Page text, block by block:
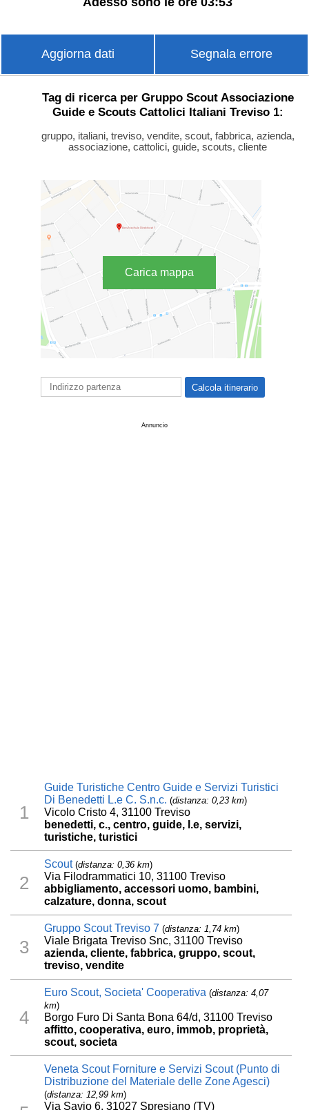
Aggiorna dati Segnala errore
Tag di ricerca per Gruppo Scout Associazione
Guide e Scouts Cattolici Italiani Treviso 1:
gruppo, italiani, treviso, vendite, scout, fabbrica, azienda,
associazione, cattolici, guide, scouts, cliente
Carica mappa
Annuncio
1
Guide Turistiche Centro Guide e Servizi Turistici
Di Benedetti L.e C. S.n.c. (distanza: 0,23 km)
Vicolo Cristo 4, 31100 Treviso
benedetti, c., centro, guide, l.e, servizi,
turistiche, turistici
2
Scout(distanza: 0,36 km)
Via Filodrammatici 10, 31100 Treviso
abbigliamento, accessori uomo, bambini,
calzature, donna, scout
3
Gruppo Scout Treviso 7 (distanza: 1,74 km)
Viale Brigata Treviso Snc, 31100 Treviso
azienda, cliente, fabbrica, gruppo, scout,
treviso, vendite
4
Euro Scout, Societa' Cooperativa (distanza: 4,07
km)
Borgo Furo Di Santa Bona 64/d, 31100 Treviso
affitto, cooperativa, euro, immob, proprietà,
scout, societa
Veneta Scout Forniture e Servizi Scout (Punto di
Distribuzione del Materiale delle Zone Agesci)
(distanza: 12,99 km)
Via Savio 6, 31027 Spresiano (TV)